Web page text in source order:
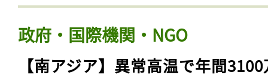
政府・国際機関・NGO
【南アジア】異常高温で年間